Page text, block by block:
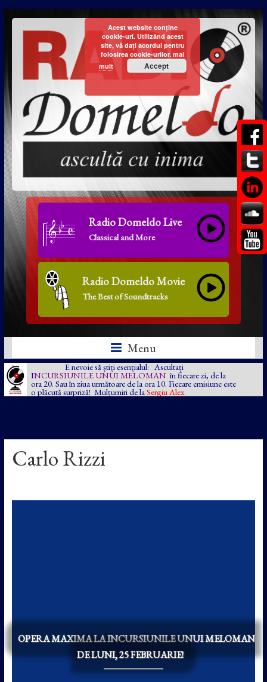
Radio Domeldo Live
Classical and More
Radio Domeldo Movie
The Best of Soundtracks
Menu
E nevoie să știți esențialul: Ascultați
INCURSIUNILE UNUI MELOMAN în fiecare zi, de la
ora 20. Sau în ziua următoare de la ora 10. Fiecare emisiune este
o plăcută surpriză! Mulțumiri de la Sergiu Alex.
Carlo Rizzi
OPERA MAXIMA LA INCURSIUNILE UNUI MELOMAN
DE LUNI, 25 FEBRUARIE!
Acest website conține
cookie-uri. Utilizând acest
site, vă dați acordul pentru
folosirea cookie-urilor. mai
mult
Accept